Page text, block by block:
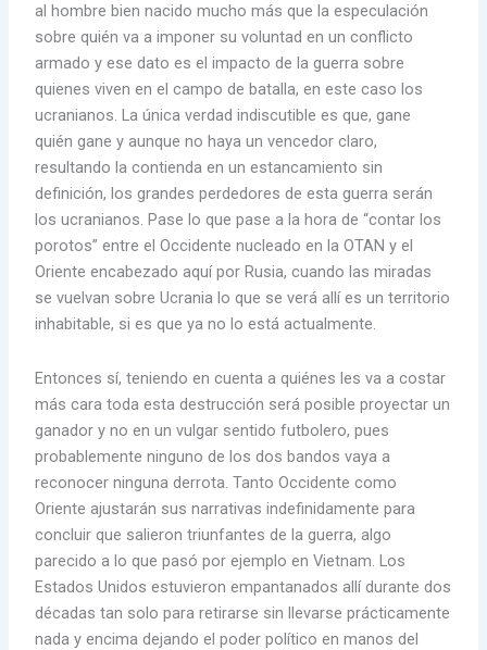
al hombre bien nacido mucho más que la especulación
sobre quién va a imponer su voluntad en un conflicto
armado y ese dato es el impacto de la guerra sobre
quienes viven en el campo de batalla, en este caso los
ucranianos. La única verdad indiscutible es que, gane
quién gane y aunque no haya un vencedor claro,
resultando la contienda en un estancamiento sin
definición, los grandes perdedores de esta guerra serán
los ucranianos. Pase lo que pase a la hora de “contar los
porotos” entre el Occidente nucleado en la OTAN y el
Oriente encabezado aquí por Rusia, cuando las miradas
se vuelvan sobre Ucrania lo que se verá allí es un territorio
inhabitable, si es que ya no lo está actualmente.
Entonces sí, teniendo en cuenta a quiénes les va a costar
más cara toda esta destrucción será posible proyectar un
ganador y no en un vulgar sentido futbolero, pues
probablemente ninguno de los dos bandos vaya a
reconocer ninguna derrota. Tanto Occidente como
Oriente ajustarán sus narrativas indefinidamente para
concluir que salieron triunfantes de la guerra, algo
parecido a lo que pasó por ejemplo en Vietnam. Los
Estados Unidos estuvieron empantanados allí durante dos
décadas tan solo para retirarse sin llevarse prácticamente
nada y encima dejando el poder político en manos del